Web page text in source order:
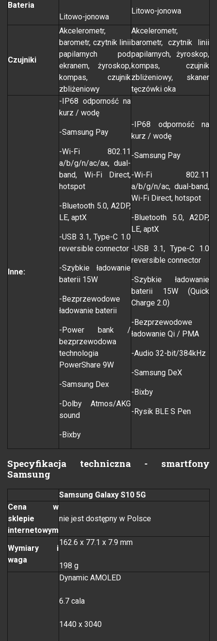
Bateria
Litowo-jonowa
Litowo-jonowa
Czujniki
Akcelerometr,
barometr, czytnik linii
papilarnych pod
ekranem, żyroskop,
kompas, czujnik
zbliżeniowy
Akcelerometr,
barometr, czytnik linii
papilarnych, żyroskop,
kompas, czujnik
zbliżeniowy, skaner
tęczówki oka
Inne:
-IP68 odporność na
kurz / wodę
-Samsung Pay
-Wi-Fi 802.11
a/b/g/n/ac/ax, dual-
band, Wi-Fi Direct,
hotspot
-Bluetooth 5.0, A2DP,
LE, aptX
-USB 3.1, Type-C 1.0
reversible connector
-Szybkie ładowanie
baterii 15W
-Bezprzewodowe
ładowanie baterii
-Power bank /
bezprzewodowa
technologia
PowerShare 9W
-Samsung Dex
-Dolby Atmos/AKG
sound
-Bixby
-IP68 odporność na
kurz / wodę
-Samsung Pay
-Wi-Fi 802.11
a/b/g/n/ac, dual-band,
Wi-Fi Direct, hotspot
-Bluetooth 5.0, A2DP,
LE, aptX
-USB 3.1, Type-C 1.0
reversible connector
-Szybkie ładowanie
baterii 15W (Quick
Charge 2.0)
-Bezprzewodowe
ładowanie Qi / PMA
-Audio 32-bit/384kHz
-Samsung DeX
-Bixby
-Rysik BLE S Pen
Specyfikacja techniczna - smartfony
Samsung
Samsung Galaxy S10 5G
Cena w
sklepie
internetowym
nie jest dostępny w Polsce
Wymiary i
waga
162.6 x 77.1 x 7.9 mm
198 g
Dynamic AMOLED
6.7 cala
1440 x 3040